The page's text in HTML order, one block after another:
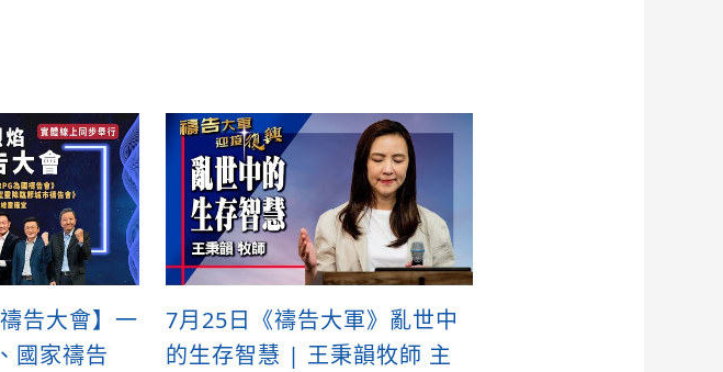
告大會】一
國家禱告
7月25日《禱告大軍》亂世中
的生存智慧 | 王秉韻牧師 主